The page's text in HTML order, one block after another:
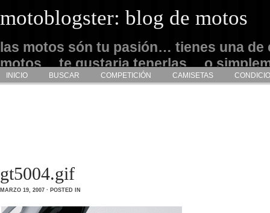
motoblogster: blog de motos
las motos són tu pasión… tienes una de
motos… te gustaria tenerlas… o
admirarlas… este es tu sitio
INICIO BUSCAR COMPETICIÓN CAMISETAS
gt5004.gif
MARZO 19, 2007 · POSTED IN